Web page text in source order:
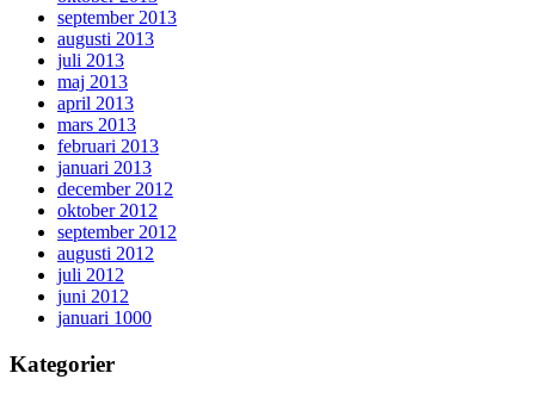
september 2013
augusti 2013
juli 2013
maj 2013
april 2013
mars 2013
februari 2013
januari 2013
december 2012
oktober 2012
september 2012
augusti 2012
juli 2012
juni 2012
januari 1000
Kategorier